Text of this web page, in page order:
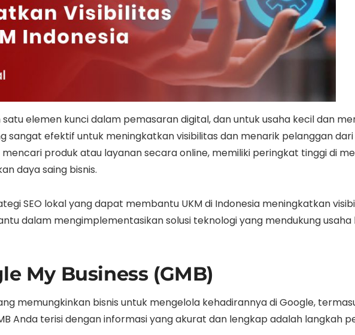
elemen kunci dalam pemasaran digital, dan untuk usaha kecil dan
sangat efektif untuk meningkatkan visibilitas dan menarik pelanggan
produk atau layanan secara online, memiliki peringkat tinggi di
daya saing bisnis.
SEO lokal yang dapat membantu UKM di Indonesia meningkatkan
dalam mengimplementasikan solusi teknologi yang mendukung usaha
My Business (GMB)
memungkinkan bisnis untuk mengelola kehadirannya di Google,
Anda terisi dengan informasi yang akurat dan lengkap adalah langkah